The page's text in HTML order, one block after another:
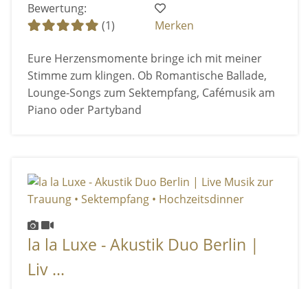
Bewertung:
(1)
Merken
Eure Herzensmomente bringe ich mit meiner
Stimme zum klingen. Ob Romantische Ballade,
Lounge-Songs zum Sektempfang, Cafémusik am
Piano oder Partyband
la la Luxe - Akustik Duo Berlin |
Liv ...